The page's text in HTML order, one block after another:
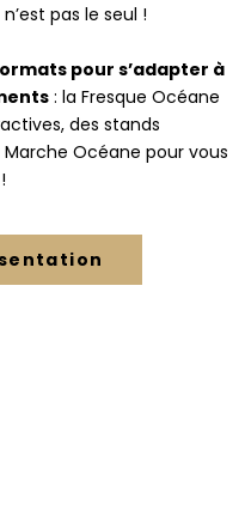
pas le seul !​
pour s’adapter à
: la Fresque Océane
des stands
Océane pour vous